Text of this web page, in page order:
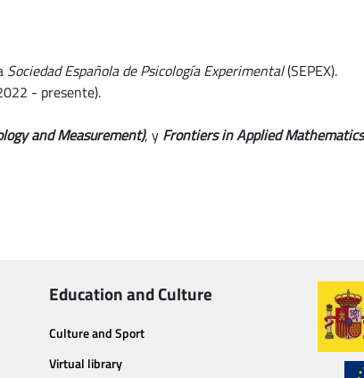
Sociedad Española de Psicología Experimental(SEPEX).
- presente).
and Measurement), y Frontiers in Applied
Education and Culture
Culture and Sport
Virtual library